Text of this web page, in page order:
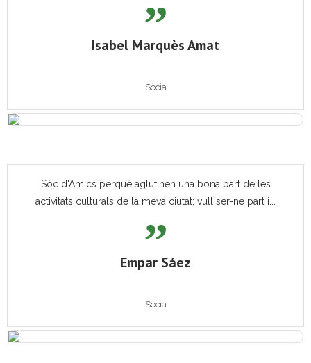
Isabel Marquès Amat
Sòcia
Sóc d'Amics perquè aglutinen una bona part de les
activitats culturals de la meva ciutat; vull ser-ne part i...
Empar Sáez
Sòcia